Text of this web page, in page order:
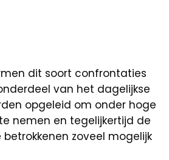
dit soort confrontaties
van het dagelijkse
opgeleid om onder hoge
nemen en tegelijkertijd de
zoveel mogelijk